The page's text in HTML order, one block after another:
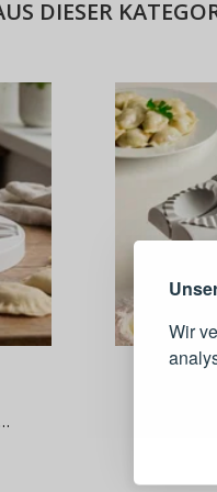
Wir
DIESER